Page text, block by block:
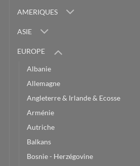
AMERIQUES
ASIE
EUROPE
Albanie
Allemagne
Angleterre & Irlande & Ecosse
Arménie
Autriche
Balkans
Bosnie - Herzégovine